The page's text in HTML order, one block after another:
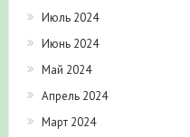
Июль 2024
Июнь 2024
Май 2024
Апрель 2024
Март 2024